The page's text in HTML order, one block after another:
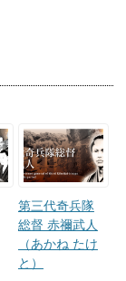
第三代奇兵隊
総督 赤禰武人
（あかね たけ
と）